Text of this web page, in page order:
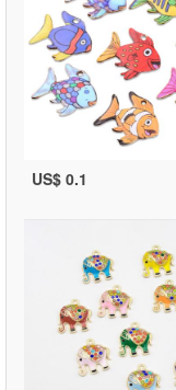
US$ 0.1